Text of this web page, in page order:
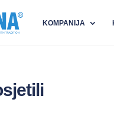
KOMPANIJA